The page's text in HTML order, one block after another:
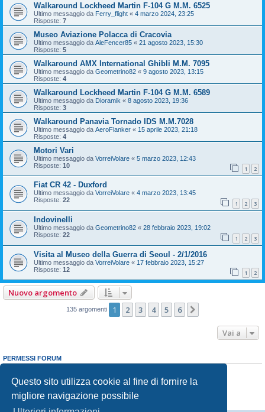
Questo sito utilizza cookie al fine di fornire la
migliore navigazione possibile
Walkaround Lockheed Martin F-104 G M.M. 6525
Ultimo messaggio da Ferry_flight « 4 marzo 2024, 23:25
Risposte: 7
Museo Aviazione Polacca di Cracovia
Ultimo messaggio da AleFencer85 « 21 agosto 2023, 15:30
Risposte: 5
Walkaround AMX International Ghibli M.M. 7095
Ultimo messaggio da Geometrino82 « 9 agosto 2023, 13:15
Risposte: 4
Walkaround Lockheed Martin F-104 G M.M. 6589
Ultimo messaggio da Dioramik « 8 agosto 2023, 19:36
Risposte: 3
Walkaround Panavia Tornado IDS M.M.7028
Ultimo messaggio da AeroFlanker « 15 aprile 2023, 21:18
Risposte: 4
Motori Vari
Ultimo messaggio da VorreiVolare « 5 marzo 2023, 12:43
Risposte: 10 1 2
Fiat CR 42 - Duxford
Ultimo messaggio da VorreiVolare « 4 marzo 2023, 13:45
Risposte: 22 1 2 3
Indovinelli
Ultimo messaggio da Geometrino82 « 28 febbraio 2023, 19:02
Risposte: 22 1 2 3
Visita al Museo della Guerra di Seoul - 2/1/2016
Ultimo messaggio da VorreiVolare « 17 febbraio 2023, 15:27
Risposte: 12 1 2
Nuovo argomento
135 argomenti 1 2 3 4 5 6
Vai a
PERMESSI FORUM
Non puoi
rispondere negli argomenti
Non puoimodificare i tuoi messaggi
Non puoicancellare i tuoi messaggi
Non puoi
inviare allegati